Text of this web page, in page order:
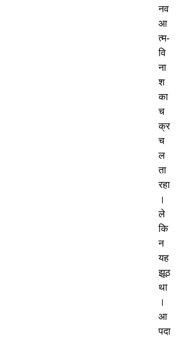
नव
आ
त्म-
वि
ना
श
का
च
क्र
च
ल
ता
रहा
।
ले
कि
न
यह
झूठ
था
।
आ
पदा